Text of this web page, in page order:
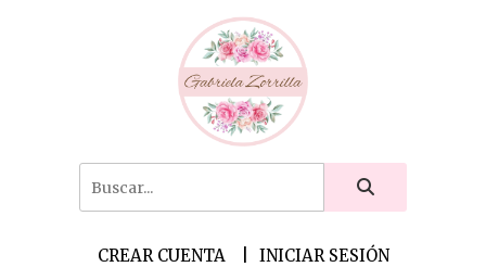
CREAR CUENTA INICIAR SESIÓN